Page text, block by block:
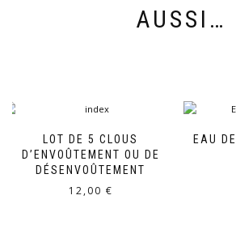
AUSSI…
LOT DE 5 CLOUS
D’ENVOÛTEMENT OU DE
DÉSENVOÛTEMENT
12,00 €
EAU